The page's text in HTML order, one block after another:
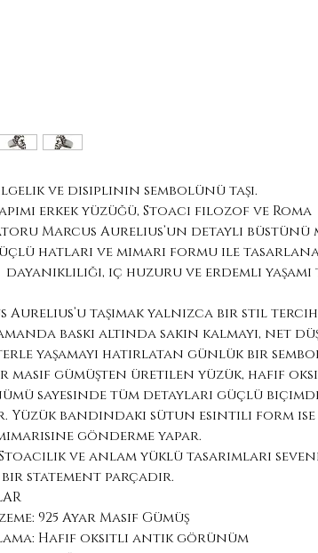
ve disiplinin sembolünü taşı.
erkek yüzüğü, Stoacı filozof ve Roma
Marcus Aurelius’un detaylı büstünü
hatları ve mimari formu ile
iç huzuru ve erdemli yaşamı
Aurelius’u taşımak yalnızca bir stil
baskı altında sakin kalmayı, net
yaşamayı hatırlatan günlük bir
masif gümüşten üretilen yüzük, hafif
sayesinde tüm detayları güçlü
Yüzük bandındaki sütun esintili form
gönderme yapar.
ve anlam yüklü tasarımları
statement parçadır.
925 Ayar Masif Gümüş
Hafif oksitli antik görünüm